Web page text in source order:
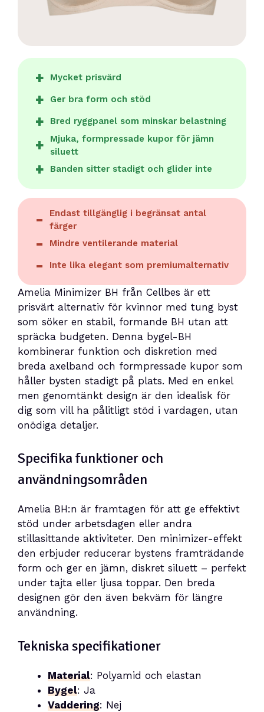
Mycket prisvärd
Ger bra form och stöd
Bred ryggpanel som minskar belastning
Mjuka, formpressade kupor för jämn
siluett
Banden sitter stadigt och glider inte
Endast tillgänglig i begränsat antal
färger
Mindre ventilerande material
Inte lika elegant som premiumalternativ
Amelia Minimizer BH från Cellbes är ett
prisvärt alternativ för kvinnor med tung byst
som söker en stabil, formande BH utan att
spräcka budgeten. Denna bygel-BH
kombinerar funktion och diskretion med
breda axelband och formpressade kupor som
håller bysten stadigt på plats. Med en enkel
men genomtänkt design är den idealisk för
dig som vill ha pålitligt stöd i vardagen, utan
onödiga detaljer.
Specifika funktioner och
användningsområden
Amelia BH:n är framtagen för att ge effektivt
stöd under arbetsdagen eller andra
stillasittande aktiviteter. Den minimizer-effekt
den erbjuder reducerar bystens framträdande
form och ger en jämn, diskret siluett – perfekt
under tajta eller ljusa toppar. Den breda
designen gör den även bekväm för längre
användning.
Tekniska specifikationer
Material: Polyamid och elastan
Bygel: Ja
Vaddering: Nej